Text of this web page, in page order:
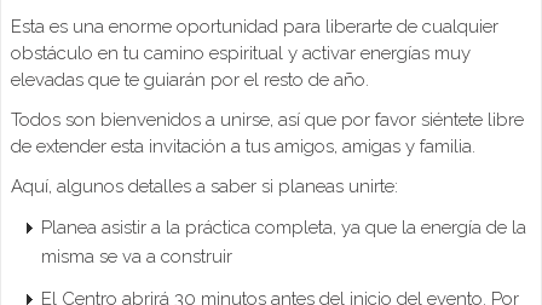
Esta es una enorme oportunidad para liberarte de cualquier
obstáculo en tu camino espiritual y activar energías muy
elevadas que te guiarán por el resto de año.
Todos son bienvenidos a unirse, así que por favor siéntete libre
de extender esta invitación a tus amigos, amigas y familia.
Aquí, algunos detalles a saber si planeas unirte:
Planea asistir a la práctica completa, ya que la energía de la
misma se va a construir
El Centro abrirá 30 minutos antes del inicio del evento. Por